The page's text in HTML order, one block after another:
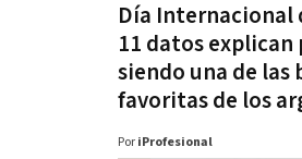
Día Internacional
11 datos explican
siendo una de las
favoritas de los
Por iProfesional